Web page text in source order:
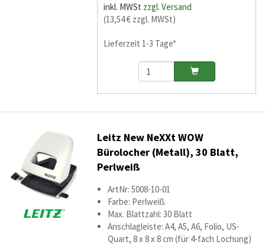
inkl. MWSt zzgl. Versand
(13,54 € zzgl. MWSt)
Lieferzeit 1-3 Tage*
Leitz New NeXXt WOW
Bürolocher (Metall), 30 Blatt,
Perlweiß
ArtNr: 5008-10-01
Farbe: Perlweiß
Max. Blattzahl: 30 Blatt
Anschlagleiste: A4, A5, A6, Folio, US-
Quart, 8 x 8 x 8 cm (für 4-fach Lochung)